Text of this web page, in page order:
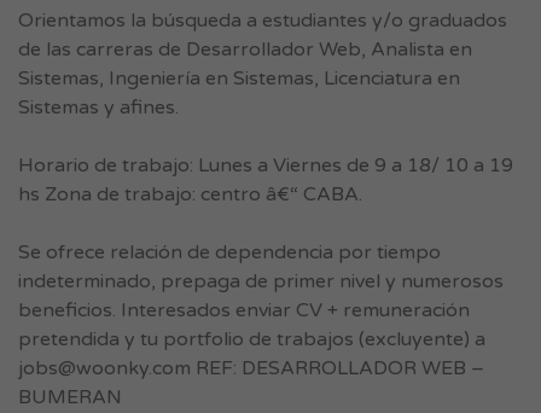
Orientamos la búsqueda a estudiantes y/o graduados
de las carreras de Desarrollador Web, Analista en
Sistemas, Ingeniería en Sistemas, Licenciatura en
Sistemas y afines.
Horario de trabajo: Lunes a Viernes de 9 a 18/ 10 a 19
hs Zona de trabajo: centro â€“ CABA.
Se ofrece relación de dependencia por tiempo
indeterminado, prepaga de primer nivel y numerosos
beneficios. Interesados enviar CV + remuneración
pretendida y tu portfolio de trabajos (excluyente) a
jobs@woonky.com REF: DESARROLLADOR WEB –
BUMERAN